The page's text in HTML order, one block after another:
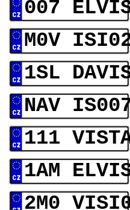
007
M0V
1SL
NAV
111
1AM
2M0